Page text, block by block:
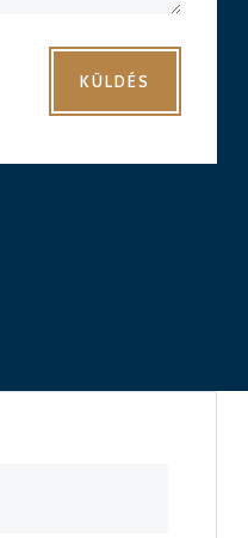
KÜLDÉS